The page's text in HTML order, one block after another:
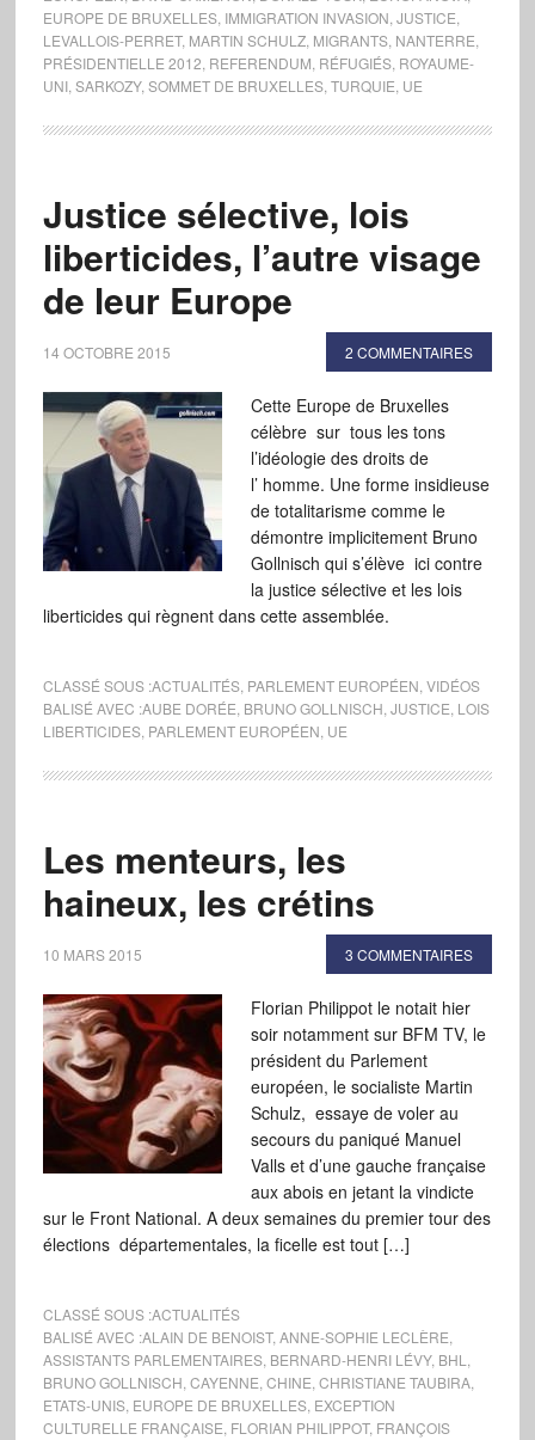
EUROPE DE BRUXELLES, IMMIGRATION INVASION JUSTICE
LEVALLOIS-PERRET, MARTIN SCHULZ, MIGRANTS, NANTERRE
PRÉSIDENTIELLE 2012 REFERENDUM RÉFUGIÉS, ROYAUME-
UNI, SARKOZY, SOMMET DE BRUXELLES, TURQUIE UE
Justice sélective, lois
liberticides, l’autre visage
de leur Europe
14 OCTOBRE 2015 2 COMMENTAIRES
Cette Europe de Bruxelles
célèbre sur tous les tons
l’idéologie des droits de
l’ homme. Une forme insidieuse
de totalitarisme comme le
démontre implicitement Bruno
Gollnisch qui s’élève ici contre
la justice sélective et les lois
liberticides qui règnent dans cette assemblée.
CLASSÉ SOUS :ACTUALITÉS, PARLEMENT EUROPÉEN VIDÉOS
BALISÉ AVEC :AUBE DORÉE BRUNO GOLLNISCH JUSTICE LOIS
LIBERTICIDES, PARLEMENT EUROPÉEN UE
Les menteurs, les
haineux, les crétins
10 MARS 2015 3 COMMENTAIRES
Florian Philippot le notait hier
soir notamment sur BFM TV, le
président du Parlement
européen, le socialiste Martin
Schulz, essaye de voler au
secours du paniqué Manuel
Valls et d’une gauche française
aux abois en jetant la vindicte
sur le Front National. A deux semaines du premier tour des
élections départementales, la ficelle est tout […]
CLASSÉ SOUS :ACTUALITÉS
BALISÉ AVEC :ALAIN DE BENOIST, ANNE-SOPHIE LECLÈRE
ASSISTANTS PARLEMENTAIRES, BERNARD-HENRI LÉVY, BHL
BRUNO GOLLNISCH CAYENNE CHINE CHRISTIANE TAUBIRA,
ETATS-UNIS, EUROPE DE BRUXELLES, EXCEPTION
CULTURELLE FRANÇAISE FLORIAN PHILIPPOT, FRANÇOIS